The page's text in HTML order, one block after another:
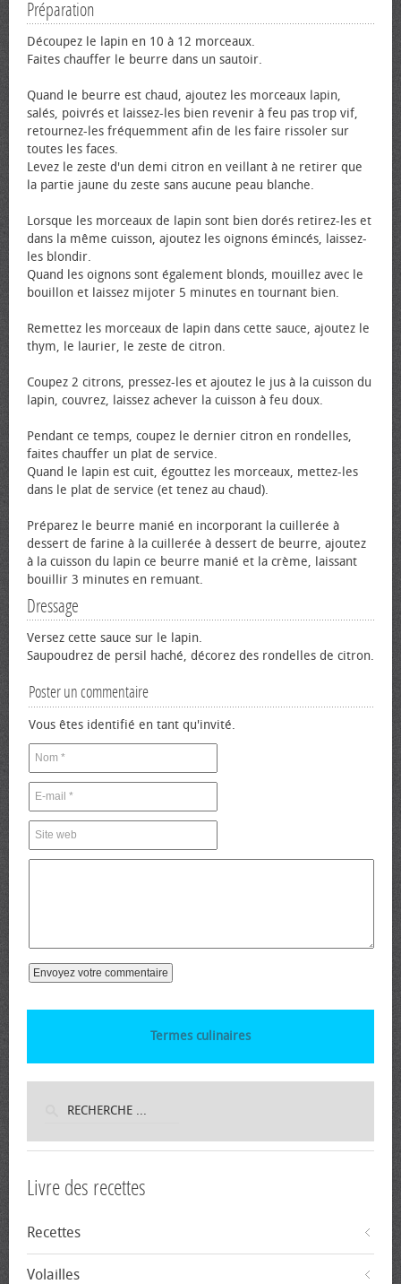
Préparation
Découpez le lapin en 10 à 12 morceaux.
Faites chauffer le beurre dans un sautoir.
Quand le beurre est chaud, ajoutez les morceaux lapin,
salés, poivrés et laissez-les bien revenir à feu pas trop vif,
retournez-les fréquemment afin de les faire rissoler sur
toutes les faces.
Levez le zeste d'un demi citron en veillant à ne retirer que
la partie jaune du zeste sans aucune peau blanche.
Lorsque les morceaux de lapin sont bien dorés retirez-les et
dans la même cuisson, ajoutez les oignons émincés, laissez-
les blondir.
Quand les oignons sont également blonds, mouillez avec le
bouillon et laissez mijoter 5 minutes en tournant bien.
Remettez les morceaux de lapin dans cette sauce, ajoutez le
thym, le laurier, le zeste de citron.
Coupez 2 citrons, pressez-les et ajoutez le jus à la cuisson du
lapin, couvrez, laissez achever la cuisson à feu doux.
Pendant ce temps, coupez le dernier citron en rondelles,
faites chauffer un plat de service.
Quand le lapin est cuit, égouttez les morceaux, mettez-les
dans le plat de service (et tenez au chaud).
Préparez le beurre manié en incorporant la cuillerée à
dessert de farine à la cuillerée à dessert de beurre, ajoutez
à la cuisson du lapin ce beurre manié et la crème, laissant
bouillir 3 minutes en remuant.
Dressage
Versez cette sauce sur le lapin.
Saupoudrez de persil haché, décorez des rondelles de citron.
Poster un commentaire
Vous êtes identifié en tant qu'invité.
Termes culinaires
Livre des recettes
Recettes
Volailles